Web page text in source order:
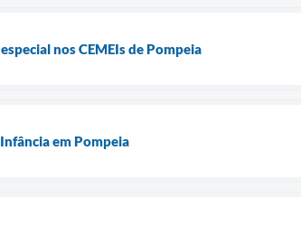
nos CEMEIs de Pompeia
em Pompeia